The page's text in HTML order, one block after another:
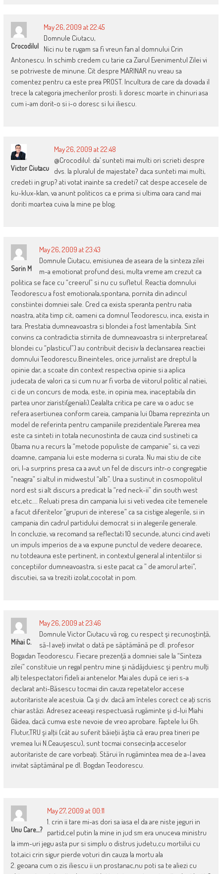
Crocodilul
May 26, 2009 at 22:45
Domnule Ciutacu,
Nici nu te rugam sa fi vreun fan al domnului Crin
Antonescu. In schimb credem cu tarie ca Ziarul Evenimentul Zilei vi
se potriveste de minune. Cit despre MARINAR nu vreau sa
comentez pentru ca este prea PROST. Incultura de care da dovada il
trece la categoria jmecherilor prosti. Ii doresc moarte in chinuri asa
cum i-am dorit-o si i-o doresc si lui iliescu.
Victor Ciutacu
May 26, 2009 at 22:48
@Crocodilul: da’ sunteti mai multi ori scrieti despre
dvs. la pluralul de majestate? daca sunteti mai multi,
credeti in grup? ati votat inainte sa credeti? cat despe accesele de
ku-klux-klan, va anunt politicos ca e prima si ultima oara cand mai
doriti moartea cuiva la mine pe blog.
Sorin M
May 26, 2009 at 23:43
Domnule Ciutacu, emisiunea de aseara de la sinteza zilei
m-a emotionat profund desi, multa vreme am crezut ca
politica se face cu “creerul” si nu cu sufletul. Reactia domnului
Teodorescu a fost emotionala,spontana, pornita din adincul
constiintei domniei sale. Cred ca exista speranta pentru natia
noastra, atita timp cit, oameni ca domnul Teodorescu, inca, exista in
tara. Prestatia dumneavoastra si blondei a fost lamentabila. Sint
convins ca contradictia stirnita de dumneavoastra si interpretarea(
blondei cu “plasticul”) au contribuit decisiv la declansarea reactiei
domnului Teodorescu.Bineinteles, orice jurnalist are dreptul la
opinie dar, a scoate din context respectiva opinie si a aplica
judecata de valori ca si cum nu ar fi vorba de viitorul politic al natiei,
ci de un concurs de moda, este, in opinia mea, inaceptabila din
partea unor ziaristi(geniali).Cealalta critica pe care va o aduc se
refera asertiunea conform careia, campania lui Obama reprezinta un
model de referinta pentru campaniile prezidentiale.Parerea mea
este ca sinteti in totala necunostinta de cauza cind sustineti ca
Obama nu a recurs la “metode populiste de campanie” si, ca vezi
doamne, campania lui este moderna si curata. Nu mai stiu de cite
ori, l-a surprins presa ca a avut un fel de discurs intr-o congregatie
“neagra” si altul in midwestul “alb”. Una a sustinut in cosmopolitul
nord est si alt discurs a predicat la “red neck-ii” din south west
etc,etc…. Reluati presa din campania lui si veti vedea cite temenele
a facut diferitelor “grupuri de interese” ca sa cistige alegerile, si in
campania din cadrul partidului democrat si in alegerile generale.
In concluzie, va recomand sa reflectati 10 secunde, atunci cind aveti
un impuls imperios de a va expune punctul de vedere deoarece,
nu totdeauna este pertinent, in contextul general al intentiilor si
conceptiilor dumneavoastra, si este pacat ca ” de amorul artei”,
discutiei, sa va treziti izolat,cocotat in pom.
Mihai C.
May 26, 2009 at 23:46
Domnule Victor Ciutacu vă rog, cu respect şi recunoştinţă,
să-l aveţi invitat o dată pe săptămână pe dl. profesor
Bogadan Teodorescu. Fiecare prezenţă a domniei sale la “Sinteza
zilei” constituie un regal pentru mine şi nădăjduiesc şi pentru mulţi
alţi telespectatori fideli ai antenelor. Mai ales după ce ieri s-a
declarat anti-Băsescu tocmai din cauza repetatelor accese
autoritariste ale acestuia. Ca şi dv. dacă am înteles corect ce aţi scris
chiar astăzi. Adresez aceeaşi respectuasă rugăminte şi d-lui Miahi
Gâdea, dacă cumva este nevoie de vreo aprobare. Faptele lui Gh.
Flutur,TRU şi alţii (cât au suferit băieţii ăştia că erau prea tineri pe
vremea lui N.Ceauşescu), sunt tocmai consecinţa acceselor
autoritariste de care vorbeaţi. Stărui în rugămintea mea de a-l avea
invitat săptămânal pe dl. Bogdan Teodorescu.
Unu Care....?
May 27, 2009 at 00:11
1. crin ii tare mi-as dori sa iasa el da are niste jeguri in
partid,cel putin la mine in jud sm era unuceva ministru
la imm-uri jegu asta pur si simplu o distrus judetu,cu mortiilui cu
tot,aici crin sigur pierde voturi din cauza la mortu ala
2. geoana cum o zis iliescu ii un prostanac,nu poti sa te aliezi cu